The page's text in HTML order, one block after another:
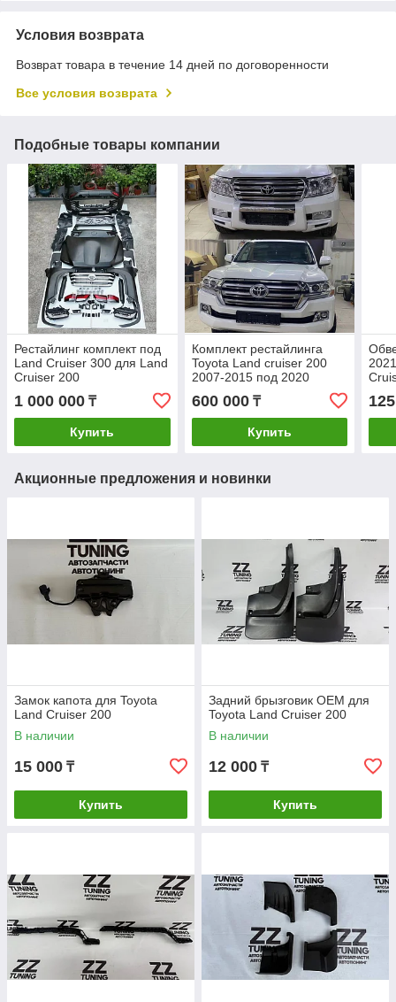
Условия возврата
Возврат товара в течение 14 дней по договоренности
Все условия возврата
Подобные товары компании
Рестайлинг комплект под
Land Cruiser 300 для Land
Cruiser 200
1 000 000 ₸
Купить
Комплект рестайлинга
Toyota Land cruiser 200
2007-2015 под 2020
600 000₸
Купить
Акционные предложения и новинки
Замок капота для Toyota
Land Cruiser 200
В наличии
15 000 ₸
Купить
Задний брызговик OEM для
Toyota Land Cruiser 200
В наличии
12 000 ₸
Купить